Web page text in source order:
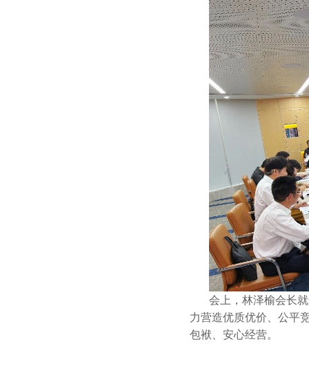
会上，林泽榆会长
力营造优质优价、公平
包袱、安心经营。